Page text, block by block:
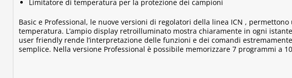
Limitatore di temperatura per la protezione dei campioni
Basic e Professional, le nuove versioni di regolatori della linea ICN ,
temperatura. L’ampio display retroilluminato mostra chiaramente in ogni
user friendly rende l’interpretazione delle funzioni e dei comandi
semplice. Nella versione Professional è possibile memorizzare 7 programmi a